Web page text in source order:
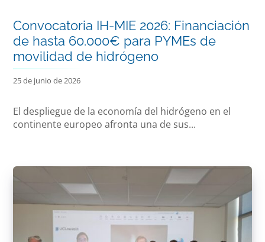
Convocatoria IH-MIE 2026: Financiación
de hasta 60.000€ para PYMEs de
movilidad de hidrógeno
25 de junio de 2026
El despliegue de la economía del hidrógeno en el
continente europeo afronta una de sus...